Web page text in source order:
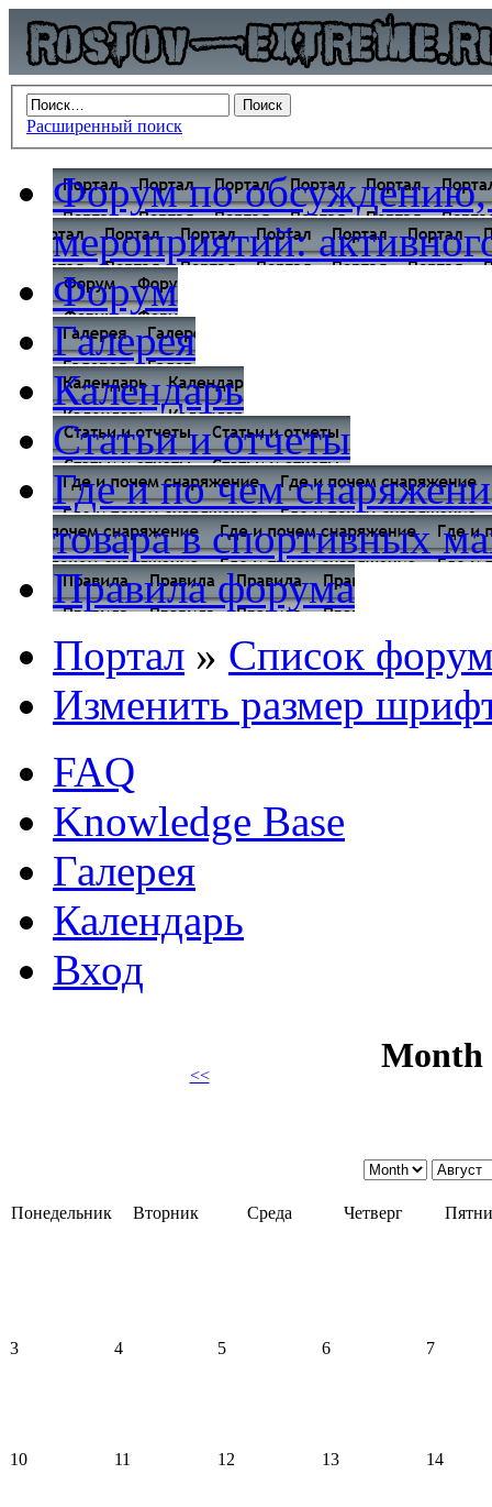
Расширенный поиск
Форум по обсуждению,
мероприятий:
Форум
Галерея
Календарь
Статьи и отчеты
Где и по чем
товара в спортивных
Правила форума
Портал » Список
Изменить размер
FAQ
Knowledge Base
Галерея
Календарь
Вход
<<
Month
Понедельник Вторник Среда Четверг
3 4 5 6 7
10 11 12 13 14